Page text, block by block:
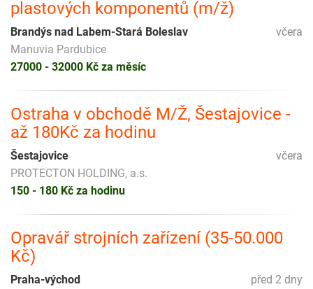
plastových komponentů (m/ž)
včera
Brandýs nad Labem-Stará Boleslav
Manuvia Pardubice
27000 - 32000 Kč za měsíc
Ostraha v obchodě M/Ž, Šestajovice -
až 180Kč za hodinu
včera
Šestajovice
PROTECTON HOLDING, a.s.
150 - 180 Kč za hodinu
Opravář strojních zařízení (35-50.000
Kč)
před 2 dny
Praha-východ